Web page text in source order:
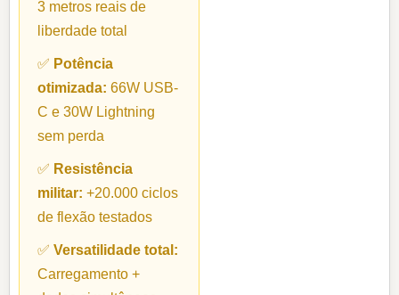
3 metros reais de
liberdade total
✅ Potência
otimizada: 66W USB-
C e 30W Lightning
sem perda
✅ Resistência
militar: +20.000 ciclos
de flexão testados
✅ Versatilidade total:
Carregamento +